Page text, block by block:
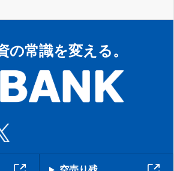
の常識を変える。